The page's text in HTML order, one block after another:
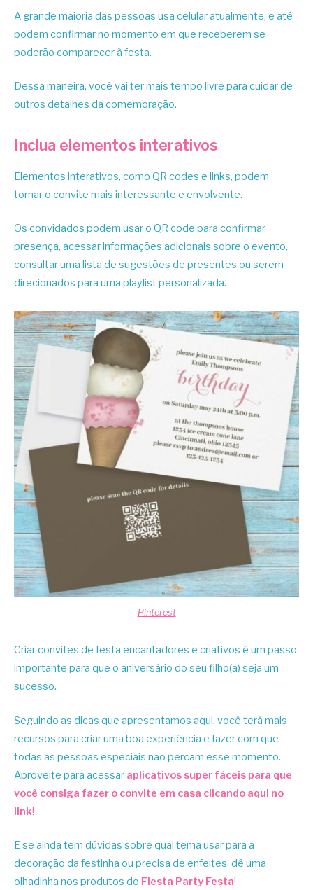
A grande maioria das pessoas usa celular atualmente, e até
podem confirmar no momento em que receberem se
poderão comparecer à festa.
Dessa maneira, você vai ter mais tempo livre para cuidar de
outros detalhes da comemoração.
Inclua elementos interativos
Elementos interativos, como QR codes e links, podem
tornar o convite mais interessante e envolvente.
Os convidados podem usar o QR code para confirmar
presença, acessar informações adicionais sobre o evento,
consultar uma lista de sugestões de presentes ou serem
direcionados para uma playlist personalizada.
Pinterest
Criar convites de festa encantadores e criativos é um passo
importante para que o aniversário do seu filho(a) seja um
sucesso.
Seguindo as dicas que apresentamos aqui, você terá mais
recursos para criar uma boa experiência e fazer com que
todas as pessoas especiais não percam esse momento.
Aproveite para acessar aplicativos super fáceis para que
você consiga fazer o convite em casa clicando aqui no
link!
E se ainda tem dúvidas sobre qual tema usar para a
decoração da festinha ou precisa de enfeites, dê uma
olhadinha nos produtos do Fiesta Party Festa!